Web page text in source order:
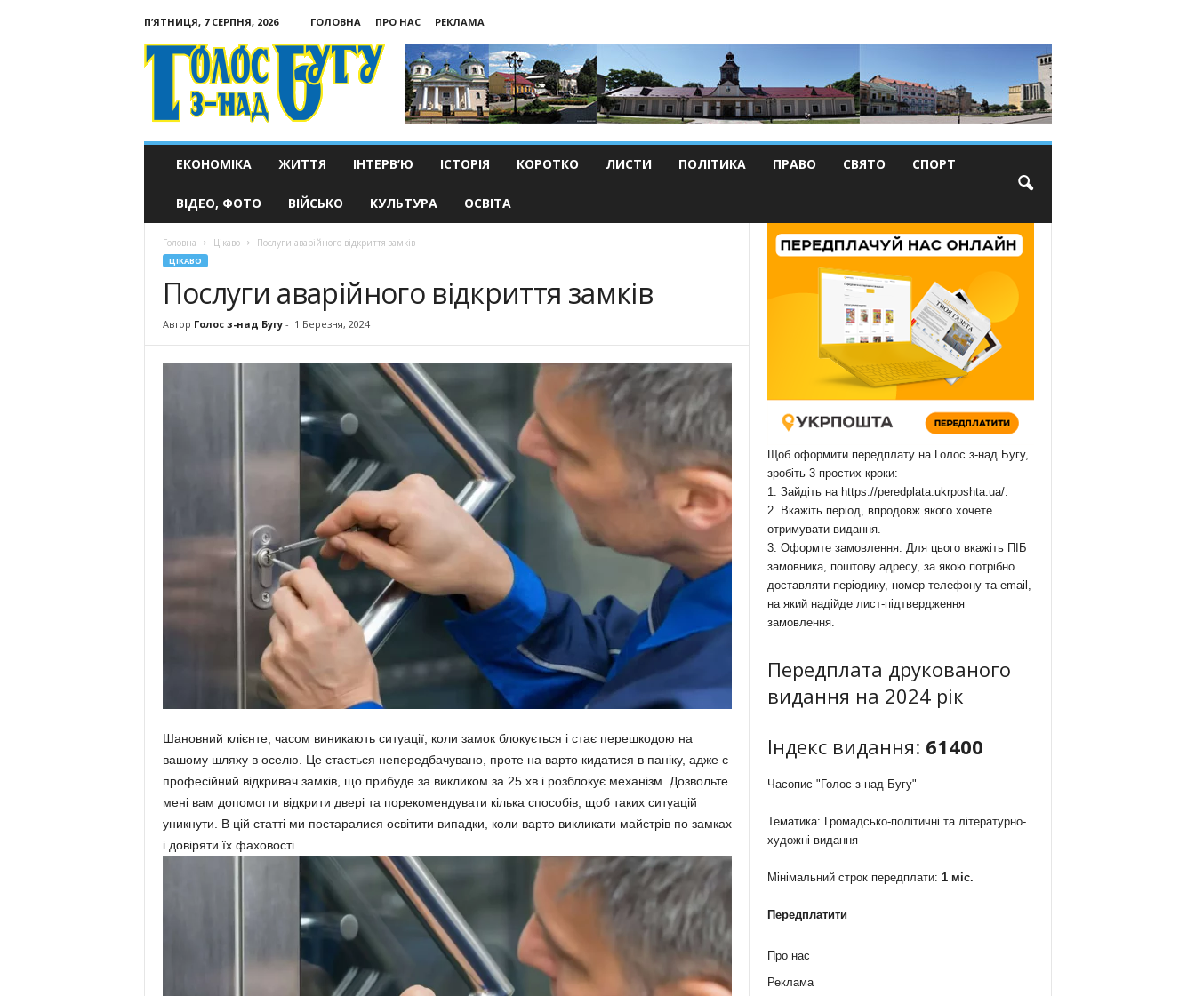
П’ЯТНИЦЯ, 7 СЕРПНЯ, 2026 ГОЛОВНА ПРО НАС
РЕКЛАМА
Голос
з-
ЕКОНОМІКА ЖИТТЯ ІНТЕРВ’Ю ІСТОРІЯ КОРОТКО ЛИСТИ ПОЛІТИКА ПРАВО СВЯТО СПОРТ
ВІДЕО, ФОТО ВІЙСЬКО КУЛЬТУРА ОСВІТА
Головна Цікаво Послуги аварійного відкриття замків
ЦІКАВО
Послуги аварійного відкриття замків
Автор Голос з-над Бугу- 1 Березня, 2024
Шановний клієнте, часом виникають ситуації, коли замок блокується і стає перешкодою на
вашому шляху в оселю. Це стається непередбачувано, проте на варто кидатися в паніку, адже є
професійний відкривач замків, що прибуде за викликом за 25 хв і розблокує механізм. Дозвольте
мені вам допомогти відкрити двері та порекомендувати кілька способів, щоб таких ситуацій
уникнути. В цій статті ми постаралися освітити випадки, коли варто викликати майстрів по замках
і довіряти їх фаховості.
Щоб оформити передплату на Голос з-над Бугу,
зробіть 3 простих кроки:
1. Зайдіть на https://peredplata.ukrposhta.ua/.
2. Вкажіть період, впродовж якого хочете
отримувати видання.
3. Оформте замовлення. Для цього вкажіть ПІБ
замовника, поштову адресу, за якою потрібно
доставляти періодику, номер телефону та email,
на який надійде лист-підтвердження
замовлення.
Передплата друкованого
видання на 2024 рік
Індекс видання: 61400
Часопис "Голос з-над Бугу"
Тематика: Громадсько-політичні та літературно-
художні видання
Мінімальний строк передплати: 1 міс.
Передплатити
Про нас
Реклама